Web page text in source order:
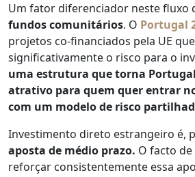
Um fator diferenciador neste fluxo
fundos comunitários. O Portugal
projetos co-financiados pela UE
significativamente o risco para o
uma estrutura que torna
atrativo para quem quer entrar
com um modelo de risco
Investimento direto estrangeiro é,
aposta de médio prazo. O facto
reforçar consistentemente essa